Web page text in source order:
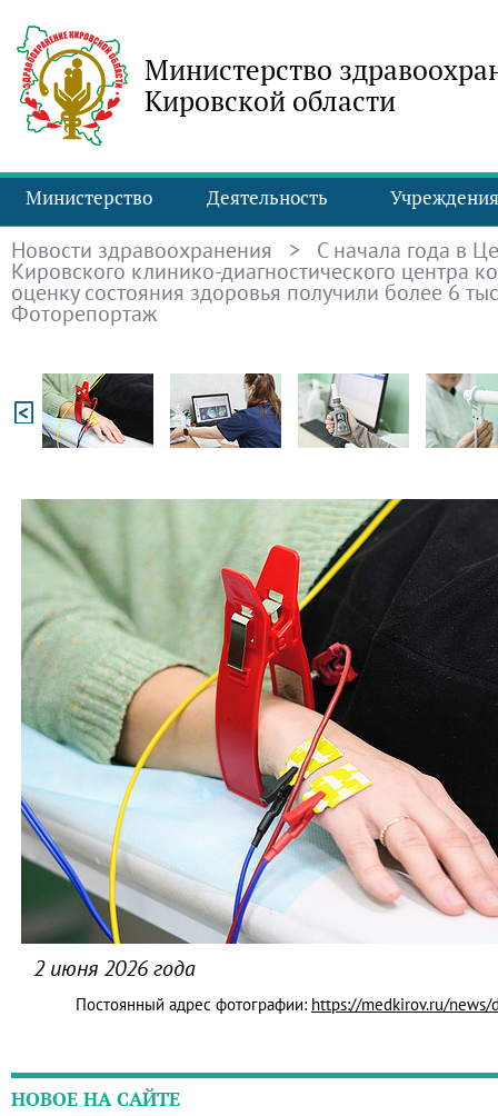
Министерство
Кировской области
Министерство Деятельность Учреждения
Новости здравоохранения > С начала года в
Кировского клинико-диагностического центра
оценку состояния здоровья получили более 6
Фоторепортаж
2 июня 2026 года
Постоянный адрес фотографии: https://medkirov.ru/news/
НОВОЕ НА САЙТЕ